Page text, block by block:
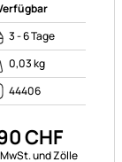
3 - 6 Tage
0,03 kg
44406
CHF
und Zölle